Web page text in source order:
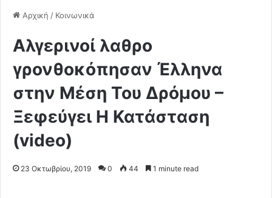
Αρχική / Κοινωνικά
Αλγερινοί λαθρο
γρονθοκόπησαν Έλληνα
στην Μέση Του Δρόμου –
Ξεφεύγει Η Κατάσταση
(video)
23 Οκτωβρίου, 2019 0 44 1 minute read